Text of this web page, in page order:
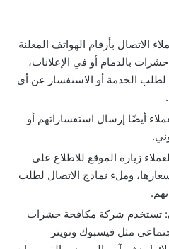
الاتصال بأرقام الهواتف المعلنة
بالدمام أو في الإعلانات،
الخدمة أو الاستفسار عن أي
أيضًا إرسال استفساراتهم أو
زيارة الموقع للاطلاع على
وملء نماذج الاتصال لطلب
: تستخدم شركة مكافحة حشرات
مثل فيسبوك وتويتر